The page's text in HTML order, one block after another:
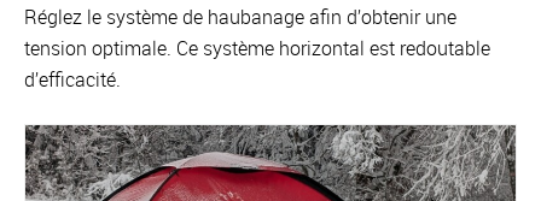
Réglez le système de haubanage afin d’obtenir une
tension optimale. Ce système horizontal est redoutable
d’efficacité.